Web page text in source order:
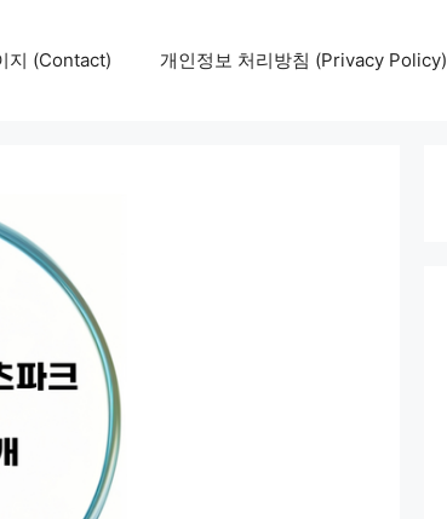
지 (Contact) 개인정보 처리방침 (Privacy Policy)